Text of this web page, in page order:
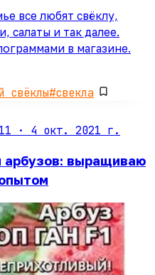
все любят свёклу,
салаты и так далее.
в магазине.
свёклы#свекла
· 4 окт. 2021 г.
арбузов: выращиваю